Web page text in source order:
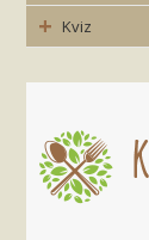
Kviz